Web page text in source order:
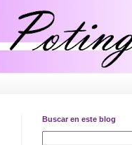
Buscar en este blog